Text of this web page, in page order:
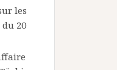
les
20